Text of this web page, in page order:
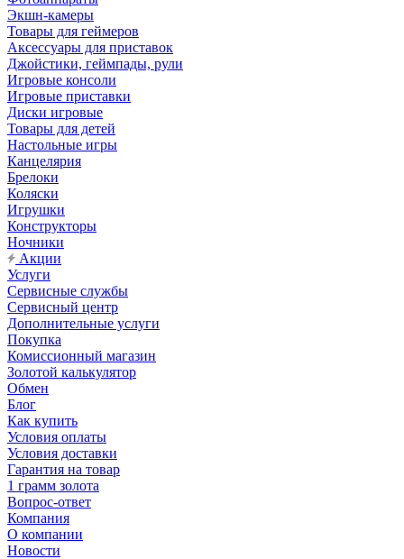
Экшн-камеры
Товары для геймеров
Аксессуары для приставок
Джойстики, геймпады, рули
Игровые консоли
Игровые приставки
Диски игровые
Товары для детей
Настольные игры
Канцелярия
Брелоки
Коляски
Игрушки
Конструкторы
Ночники
Акции
Услуги
Сервисные службы
Сервисный центр
Дополнительные услуги
Покупка
Комиссионный магазин
Золотой калькулятор
Обмен
Блог
Как купить
Условия оплаты
Условия доставки
Гарантия на товар
1 грамм золота
Вопрос-ответ
Компания
О компании
Новости